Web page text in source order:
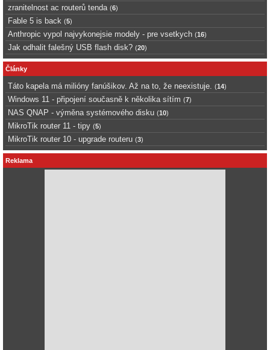
zranitelnost ac routerů tenda (6)
Fable 5 is back (5)
Anthropic vypol najvykonejsie modely - pre vsetkych (16)
Jak odhalit falešný USB flash disk? (20)
Články
Táto kapela má milióny fanúšikov. Až na to, že neexistuje. (14)
Windows 11 - připojení současně k několika sítím (7)
NAS QNAP - výměna systémového disku (10)
MikroTik router 11 - tipy (5)
MikroTik router 10 - upgrade routeru (3)
Reklama